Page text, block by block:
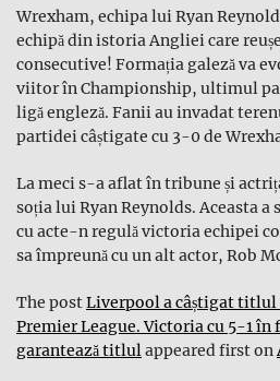
Wrexham, echipa lui Ryan
echipă din istoria Angliei care
consecutive! Formația galeză va
viitor în Championship, ultimul
ligă engleză. Fanii au invadat
partidei câștigate cu 3-0 de
La meci s-a aflat în tribune și
soția lui Ryan Reynolds. Aceasta a
cu acte-n regulă victoria echipei
sa împreună cu un alt actor, Rob
The postLiverpool a câștigat titlul
Premier League. Victoria cu 5-1
garantează titlulappeared first on